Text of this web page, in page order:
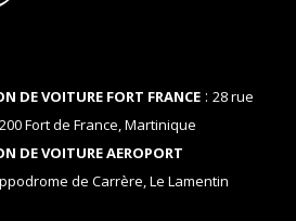
DE VOITURE FORT FRANCE: 28 rue
Fort de France, Martinique
DE VOITURE AEROPORT
de Carrère, Le Lamentin